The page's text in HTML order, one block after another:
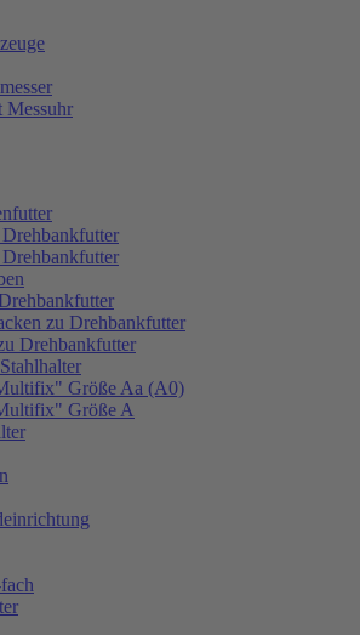
Messuhr
zu Drehbankfutter
Drehbankfutter
Größe Aa (A0)
Größe A